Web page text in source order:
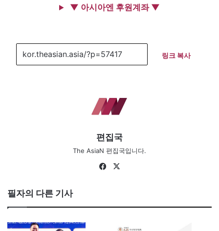
▼ 아시아엔 후원계좌 ▼
링크 복사
편집국
The AsiaN 편집국입니다.
Fa
필자의 다른 기사